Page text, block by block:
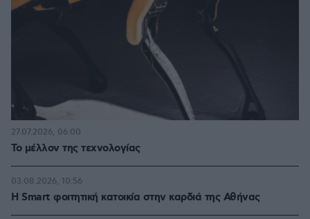
Το μέλλον της τεχνολογίας
27.07.2026, 06:00
Η Smart φοιτητική κατοικία στην καρδιά της Αθήνας
03.08.2026, 10:56